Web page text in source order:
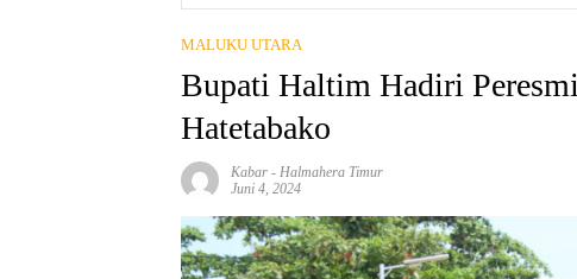
MALUKU UTARA
Bupati Haltim Hadiri
Hatetabako
Kabar - Halmahera Timur
Juni 4, 2024